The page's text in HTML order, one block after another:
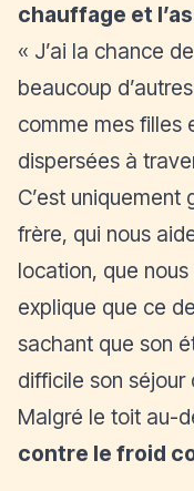
chauffage et
« J’ai la chance
beaucoup
comme mes filles
dispersées à
C’est
frère, qui nous
location, que
explique que ce
sachant que son
difficile son séjour
Malgré le toit au-
contre le froid